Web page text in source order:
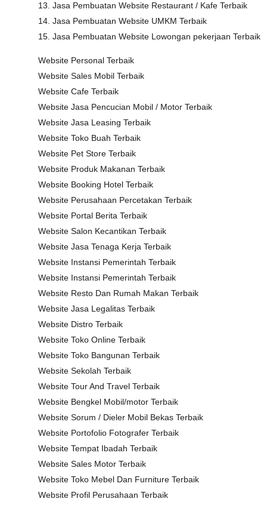
13. Jasa Pembuatan Website Restaurant / Kafe Terbaik
14. Jasa Pembuatan Website UMKM Terbaik
15. Jasa Pembuatan Website Lowongan pekerjaan Terbaik
Website Personal Terbaik
Website Sales Mobil Terbaik
Website Cafe Terbaik
Website Jasa Pencucian Mobil / Motor Terbaik
Website Jasa Leasing Terbaik
Website Toko Buah Terbaik
Website Pet Store Terbaik
Website Produk Makanan Terbaik
Website Booking Hotel Terbaik
Website Perusahaan Percetakan Terbaik
Website Portal Berita Terbaik
Website Salon Kecantikan Terbaik
Website Jasa Tenaga Kerja Terbaik
Website Instansi Pemerintah Terbaik
Website Instansi Pemerintah Terbaik
Website Resto Dan Rumah Makan Terbaik
Website Jasa Legalitas Terbaik
Website Distro Terbaik
Website Toko Online Terbaik
Website Toko Bangunan Terbaik
Website Sekolah Terbaik
Website Tour And Travel Terbaik
Website Bengkel Mobil/motor Terbaik
Website Sorum / Dieler Mobil Bekas Terbaik
Website Portofolio Fotografer Terbaik
Website Tempat Ibadah Terbaik
Website Sales Motor Terbaik
Website Toko Mebel Dan Furniture Terbaik
Website Profil Perusahaan Terbaik